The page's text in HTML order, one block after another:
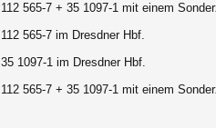
112 565-7 + 35 1097-1 mit einem
112 565-7 im Dresdner Hbf.
35 1097-1 im Dresdner Hbf.
112 565-7 + 35 1097-1 mit einem